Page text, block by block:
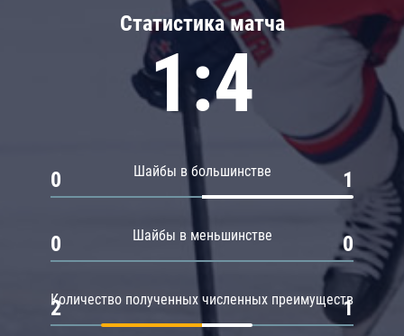
Статистика матча
1:4
Шайбы в большинстве
0 1
Шайбы в меньшинстве
0 0
Количество полученных численных преимуществ
2 1